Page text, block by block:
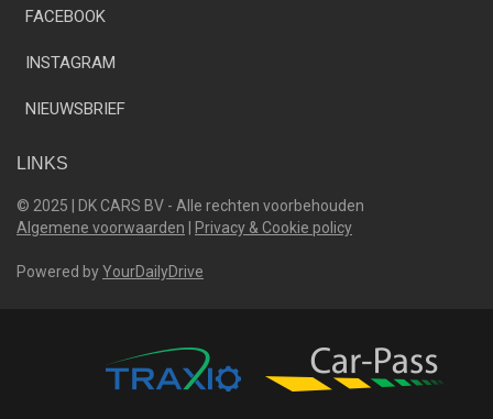
FACEBOOK
INSTAGRAM
NIEUWSBRIEF
LINKS
© 2025 | DK CARS BV - Alle rechten voorbehouden
Algemene voorwaarden
Privacy & Cookie policy
Powered byYourDailyDrive